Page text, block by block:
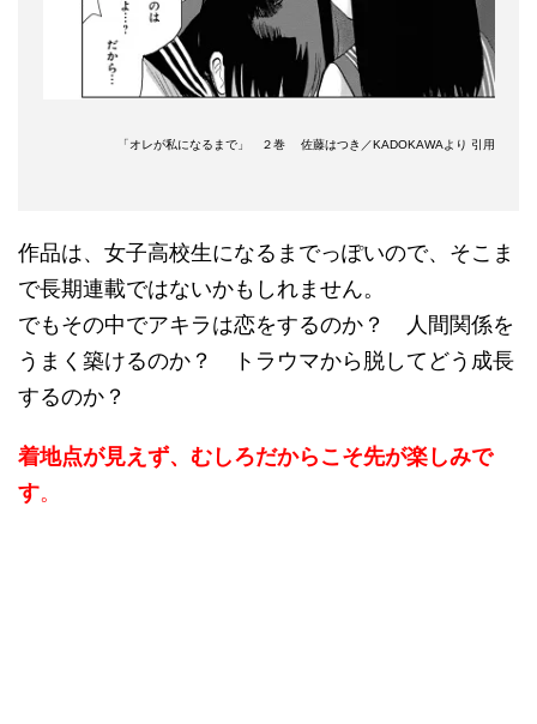
「オレが私になるまで」 ２巻 佐藤はつき／KADOKAWAより 引用
作品は、女子高校生になるまでっぽいので、そこま
で長期連載ではないかもしれません。
でもその中でアキラは恋をするのか？ 人間関係を
うまく築けるのか？ トラウマから脱してどう成長
するのか？
着地点が見えず、むしろだからこそ先が楽しみで
す。